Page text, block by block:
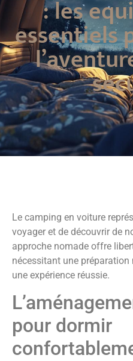
: les
essentiels
Le camping en voiture
voyager et de découvrir de
approche nomade offre
nécessitant une
une expérience réussie.
pour dormir